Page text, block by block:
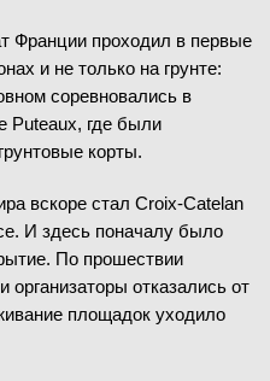
1/32 финала
(32)
77 - 65
1
1/32 финала
(5)
0-6
Франции проходил в первые
и не только на грунте:
соревновались в
Puteaux, где были
корты.
вскоре стал Croix-Catelan
И здесь поначалу было
По прошествии
организаторы отказались от
площадок уходило